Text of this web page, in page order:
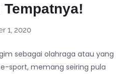
1, 2020
sebagai olahraga atau yang
sport, memang seiring pula